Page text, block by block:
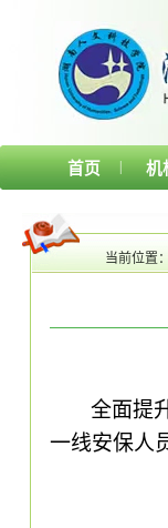
首页 机
当前位置：
全面提
一线安保人